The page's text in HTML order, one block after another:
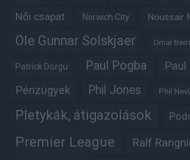
Női csapat Norwich City Noussair
Ole Gunnar Solskjaer Omar
Patrick Dorgu Paul Pogba Paul
Pénzügyek Phil Jones Phil
Pletykák, átigazolások
Premier League Ralf